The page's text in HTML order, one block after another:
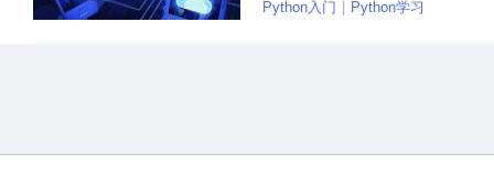
Python入门 Python学习